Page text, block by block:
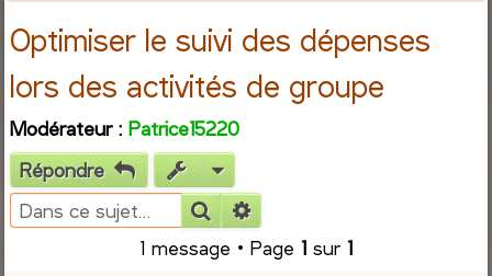
Optimiser le suivi des dépenses
lors des activités de groupe
Modérateur : Patrice15220
Répondre
Rechercher
1 message • Page 1 sur 1